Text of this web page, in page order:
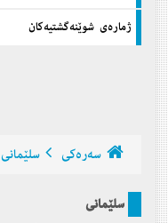
ژماره‌ی شوێنه‌گشتیه‌كان
سه‌ره‌كی سلێمانی
سلێمانی